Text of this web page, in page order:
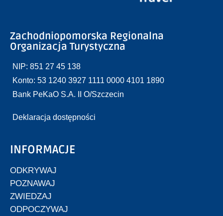
Zachodniopomorska Regionalna
Organizacja Turystyczna
NIP: 851 27 45 138
Konto: 53 1240 3927 1111 0000 4101 1890
Bank PeKaO S.A. II O/Szczecin
Deklaracja dostępności
INFORMACJE
ODKRYWAJ
POZNAWAJ
ZWIEDZAJ
ODPOCZYWAJ